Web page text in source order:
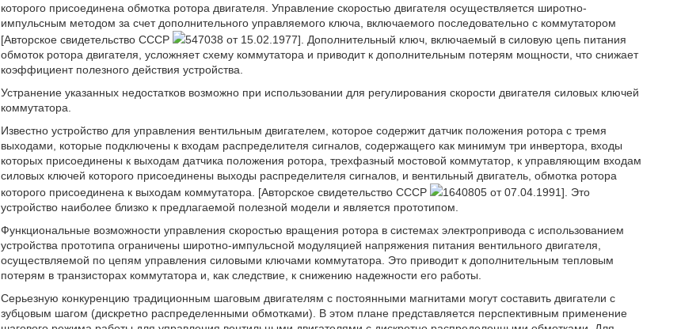
которого присоединена обмотка ротора двигателя. Управление скоростью двигателя осуществляется широтно-
импульсным методом за счет дополнительного управляемого ключа, включаемого последовательно с коммутатором
[Авторское свидетельство СССР
547038 от 15.02.1977]. Дополнительный ключ, включаемый в силовую цепь питания
обмоток ротора двигателя, усложняет схему коммутатора и приводит к дополнительным потерям мощности, что снижает
коэффициент полезного действия устройства.
Устранение указанных недостатков возможно при использовании для регулирования скорости двигателя силовых ключей
коммутатора.
Известно устройство для управления вентильным двигателем, которое содержит датчик положения ротора с тремя
выходами, которые подключены к входам распределителя сигналов, содержащего как минимум три инвертора, входы
которых присоединены к выходам датчика положения ротора, трехфазный мостовой коммутатор, к управляющим входам
силовых ключей которого присоединены выходы распределителя сигналов, и вентильный двигатель, обмотка ротора
которого присоединена к выходам коммутатора. [Авторское свидетельство СССР
1640805 от 07.04.1991]. Это
устройство наиболее близко к предлагаемой полезной модели и является прототипом.
Функциональные возможности управления скоростью вращения ротора в системах электропривода с использованием
устройства прототипа ограничены широтно-импульсной модуляцией напряжения питания вентильного двигателя,
осуществляемой по цепям управления силовыми ключами коммутатора. Это приводит к дополнительным тепловым
потерям в транзисторах коммутатора и, как следствие, к снижению надежности его работы.
Серьезную конкуренцию традиционным шаговым двигателям с постоянными магнитами могут составить двигатели с
зубцовым шагом (дискретно распределенными обмотками). В этом плане представляется перспективным применение